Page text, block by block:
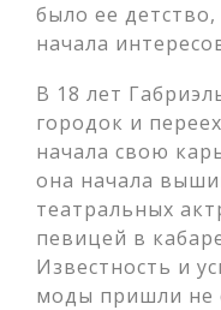
было ее
начала
В 18 лет
городок и
начала свою
она начала
театральных
певицей в
Известность и
моды пришли не